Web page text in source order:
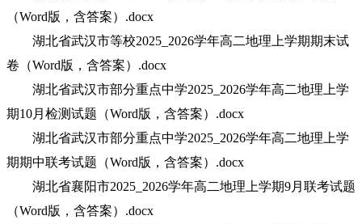
（Word版，含答案）.docx
湖北省武汉市等校2025_2026学年高二地理上学期期末试
卷（Word版，含答案）.docx
湖北省武汉市部分重点中学2025_2026学年高二地理上学
期10月检测试题（Word版，含答案）.docx
湖北省武汉市部分重点中学2025_2026学年高二地理上学
期期中联考试题（Word版，含答案）.docx
湖北省襄阳市2025_2026学年高二地理上学期9月联考试题
（Word版，含答案）.docx